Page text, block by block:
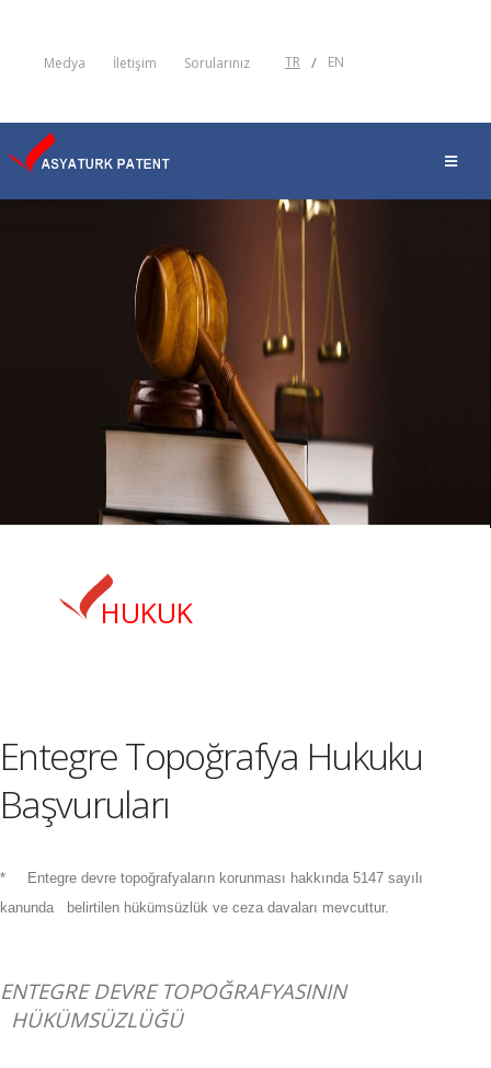
Medya İletişim Sorularınız TR / EN
HUKUK
Entegre Topoğrafya Hukuku
Başvuruları
*
Entegre devre topoğrafyaların korunması hakkında 5147 sayılı
kanunda
belirtilen hükümsüzlük ve ceza davaları mevcuttur.
ENTEGRE DEVRE TOPOĞRAFYASININ
HÜKÜMSÜZLÜĞÜ